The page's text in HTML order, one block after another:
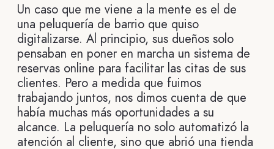
Un caso que me viene a la mente es el de
una peluquería de barrio que quiso
digitalizarse. Al principio, sus dueños solo
pensaban en poner en marcha un sistema de
reservas online para facilitar las citas de sus
clientes. Pero a medida que fuimos
trabajando juntos, nos dimos cuenta de que
había muchas más oportunidades a su
alcance. La peluquería no solo automatizó la
atención al cliente, sino que abrió una tienda